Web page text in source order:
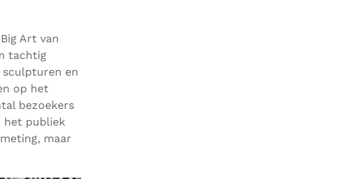
Art van
tachtig
sculpturen en
op het
bezoekers
het publiek
maar